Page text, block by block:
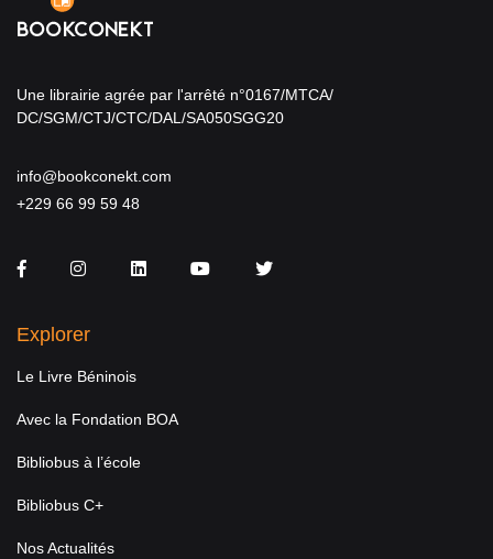
Une librairie agrée par l'arrêté n°0167/MTCA/
DC/SGM/CTJ/CTC/DAL/SA050SGG20
info@bookconekt.com
+229 66 99 59 48
FacebookInstagramLinkedInYou TubeTwitter
Explorer
Le Livre Béninois
Avec la Fondation BOA
Bibliobus à l’école
Bibliobus C+
Nos Actualités